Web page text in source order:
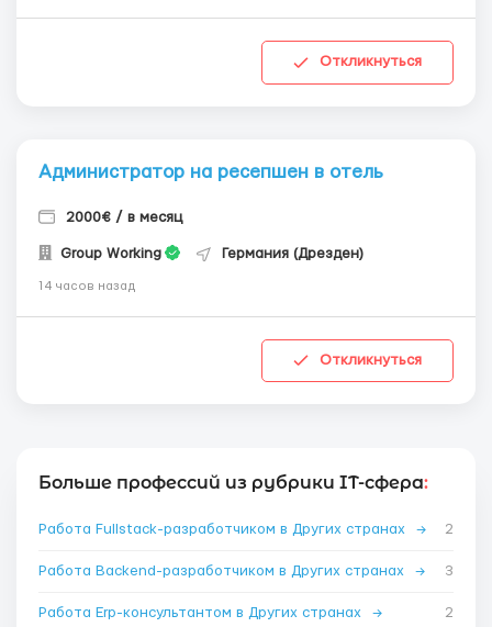
Откликнуться
Администратор на ресепшен в отель
2000€ / в месяц
Group Working Германия (Дрезден)
14 часов назад
Откликнуться
Больше профессий из рубрики IT-сфера:
Работа Fullstack-разработчиком в Других странах → 2
Работа Backend-разработчиком в Других странах → 3
Работа Erp-консультантом в Других странах → 2